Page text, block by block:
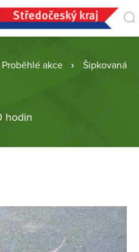
Proběhlé akce Šipkovaná
hodin